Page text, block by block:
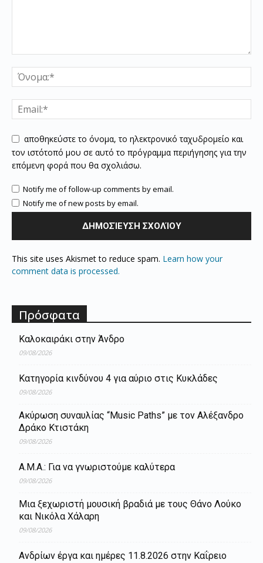
αποθηκεύστε το όνομα, το ηλεκτρονικό ταχυδρομείο και
τον ιστότοπό μου σε αυτό το πρόγραμμα περιήγησης για την
επόμενη φορά που θα σχολιάσω.
Notify me of follow-up comments by email.
Notify me of new posts by email.
This site uses Akismet to reduce spam. Learn how your
comment data is processed.
Πρόσφατα
Καλοκαιράκι στην Άνδρο
09/08/2026
Κατηγορία κινδύνου 4 για αύριο στις Κυκλάδες
09/08/2026
Ακύρωση συναυλίας “Music Paths” με τον Αλέξανδρο
Δράκο Κτιστάκη
09/08/2026
Α.Μ.Α.: Για να γνωριστούμε καλύτερα
09/08/2026
Μια ξεχωριστή μουσική βραδιά με τους Θάνο Λούκο
και Νικόλα Χάλαρη
09/08/2026
Ανδρίων έργα και ημέρες 11.8.2026 στην Καΐρειο